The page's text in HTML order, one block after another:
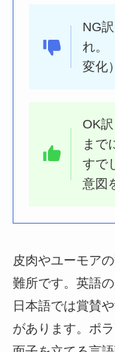
NG
れ。
変化）
OK
まで
すで
意図
皮肉やユーモア
難所です。英語
日本語では賞賛
があります。ポ